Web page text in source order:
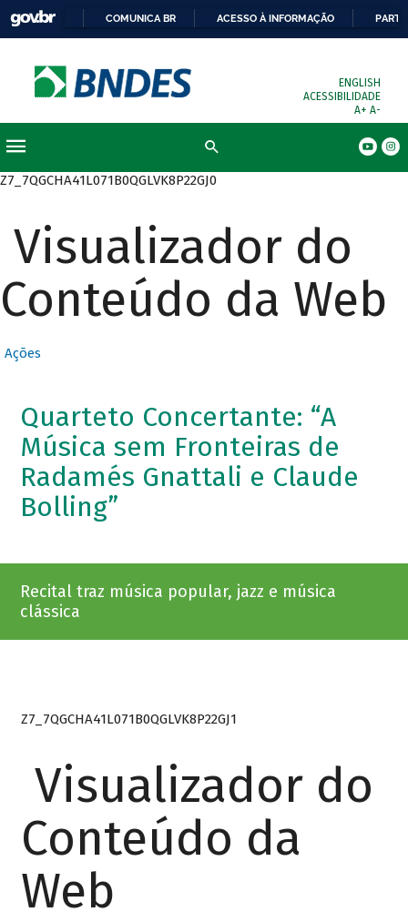
COMUNICA BR ACESSO À INFORMAÇÃO
ENGLISH
ACESSIBILIDADE
A+ A-
Z7_7QGCHA41L071B0QGLVK8P22GJ0
Visualizador do
Conteúdo da Web
Ações
Quarteto Concertante: “A
Música sem Fronteiras de
Radamés Gnattali e Claude
Bolling”
Recital traz música popular, jazz e música
clássica
Z7_7QGCHA41L071B0QGLVK8P22GJ1
Visualizador do
Conteúdo da
Web